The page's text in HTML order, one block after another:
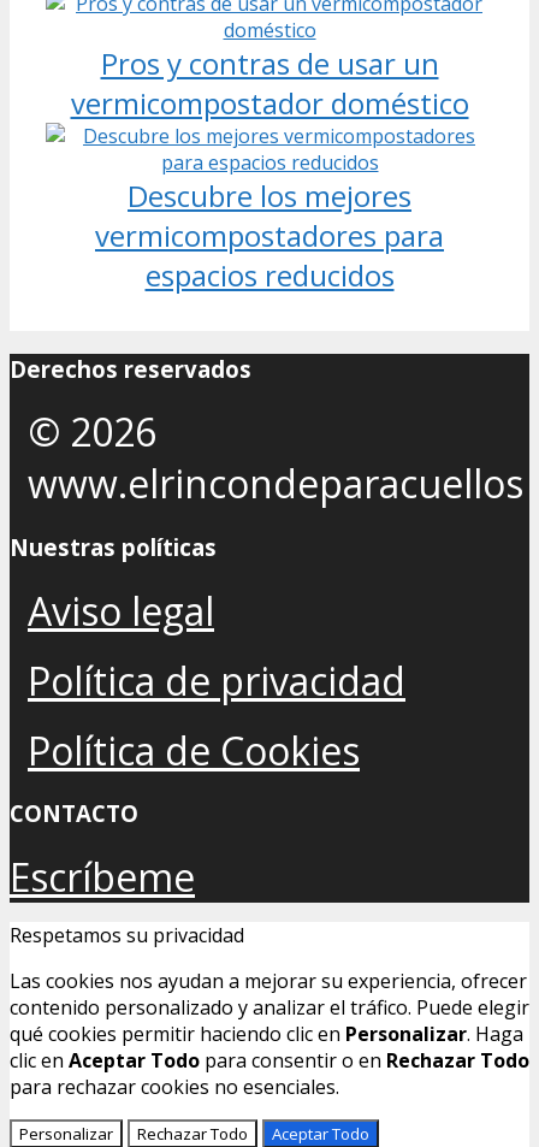
Pros y contras de usar un
vermicompostador doméstico
Descubre los mejores
vermicompostadores para
espacios reducidos
Derechos reservados
© 2026
www.elrincondeparacuellos
Nuestras políticas
Aviso legal
Política de privacidad
Política de Cookies
CONTACTO
Escríbeme
Respetamos su privacidad
Las cookies nos ayudan a mejorar su experiencia, ofrecer
contenido personalizado y analizar el tráfico. Puede elegir
qué cookies permitir haciendo clic en Personalizar. Haga
clic en Aceptar Todo para consentir o en Rechazar Todo
para rechazar cookies no esenciales.
Personalizar Rechazar Todo Aceptar Todo